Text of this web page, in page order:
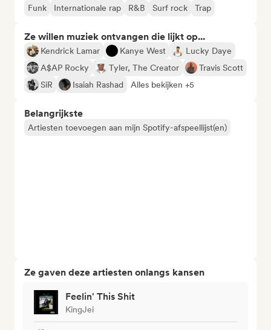
Funk Internationale rap R&B Surf rock Trap
Ze willen muziek ontvangen die lijkt op...
Kendrick Lamar Kanye West
Lucky Daye
A$AP Rocky
Tyler, The Creator
Travis Scott
SiR
Isaiah Rashad Alles bekijken +5
Belangrijkste
Artiesten toevoegen aan mijn Spotify-afspeellijst(en)
Ze gaven deze artiesten onlangs kansen
Feelin' This Shit
KingJei